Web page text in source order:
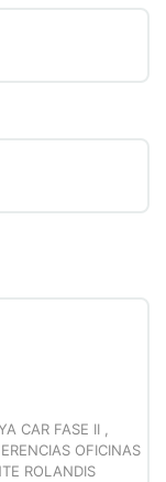
CAR FASE II ,
OFICINAS
ROLANDIS